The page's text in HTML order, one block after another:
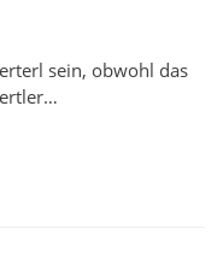
sein, obwohl das